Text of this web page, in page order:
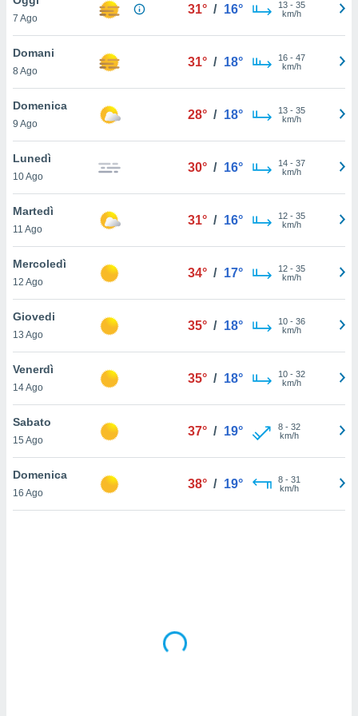
è
al sito
di
ci
di
il
un
la
nella
cookie
in
7 Ago
31° / 16° 13- 35
km/h
Domani
8 Ago
31° / 18° 16- 47
km/h
Domenica
9 Ago
28° / 18° 13- 35
km/h
Lunedì
10 Ago
30° / 16° 14- 37
km/h
Martedì
11 Ago
31° / 16° 12- 35
km/h
Mercoledì
12 Ago
34° / 17° 12- 35
km/h
Giovedi
13 Ago
35° / 18° 10- 36
km/h
Venerdì
14 Ago
35° / 18° 10- 32
km/h
Sabato
15 Ago
37° / 19° 8- 32
km/h
Domenica
16 Ago
38° / 19° 8- 31
km/h